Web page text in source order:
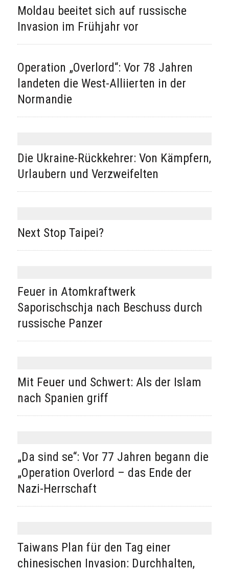
Moldau beeitet sich auf russische
Invasion im Frühjahr vor
Operation „Overlord“: Vor 78 Jahren
landeten die West-Alliierten in der
Normandie
Die Ukraine-Rückkehrer: Von Kämpfern,
Urlaubern und Verzweifelten
Next Stop Taipei?
Feuer in Atomkraftwerk
Saporischschja nach Beschuss durch
russische Panzer
Mit Feuer und Schwert: Als der Islam
nach Spanien griff
„Da sind se“: Vor 77 Jahren begann die
„Operation Overlord – das Ende der
Nazi-Herrschaft
Taiwans Plan für den Tag einer
chinesischen Invasion: Durchhalten,